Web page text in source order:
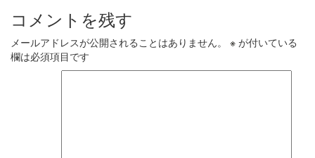
コメントを残す
メールアドレスが公開されることはありません。 ※ が付いている
欄は必須項目です